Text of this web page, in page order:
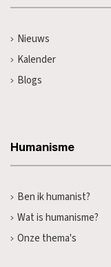
Nieuws
Kalender
Blogs
Humanisme
Ben ik humanist?
Wat is humanisme?
Onze thema's